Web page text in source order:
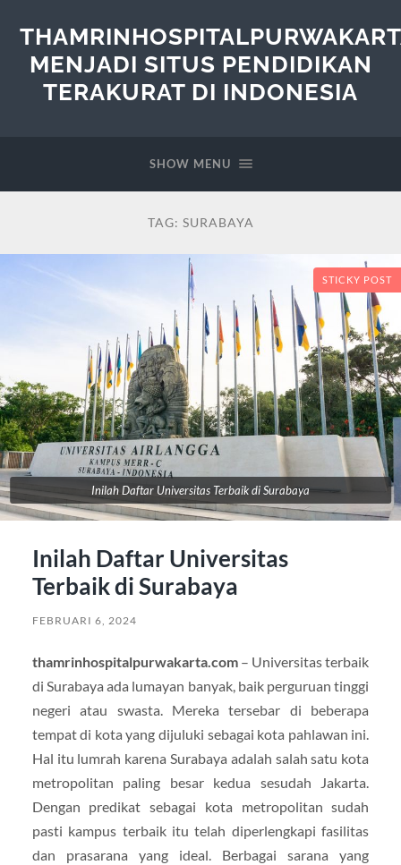
MENJADI SITUS PENDIDIKAN
TERAKURAT DI INDONESIA
SHOW MENU
TAG: SURABAYA
STICKY POST
Inilah Daftar Universitas Terbaik di Surabaya
Inilah Daftar Universitas
Terbaik di Surabaya
FEBRUARI 6, 2024
thamrinhospitalpurwakarta.com– Universitas terbaik
di Surabaya ada lumayan banyak, baik perguruan tinggi
negeri atau swasta. Mereka tersebar di beberapa
tempat di kota yang dijuluki sebagai kota pahlawan ini.
Hal itu lumrah karena Surabaya adalah salah satu kota
metropolitan paling besar kedua sesudah Jakarta.
Dengan predikat sebagai kota metropolitan sudah
pasti kampus terbaik itu telah diperlengkapi fasilitas
dan prasarana yang ideal. Berbagai sarana yang